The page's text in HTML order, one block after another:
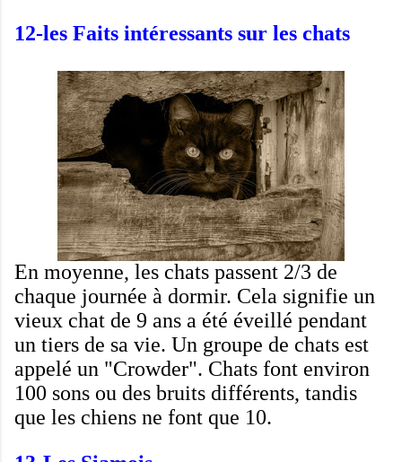
12-les Faits intéressants sur les chats
En moyenne, les chats passent 2/3 de
chaque journée à dormir. Cela signifie un
vieux chat de 9 ans a été éveillé pendant
un tiers de sa vie. Un groupe de chats est
appelé un "Crowder". Chats font environ
100 sons ou des bruits différents, tandis
que les chiens ne font que 10.